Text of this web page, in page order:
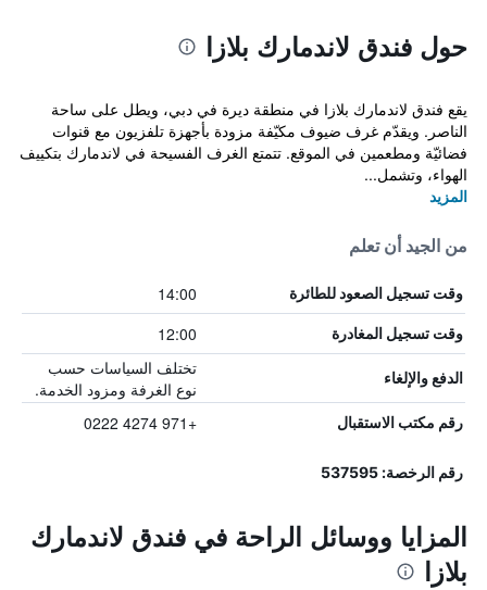
حول فندق لاندمارك بلازا
يقع فندق لاندمارك بلازا في منطقة ديرة في دبي، ويطل على ساحة
الناصر. ويقدّم غرف ضيوف مكيّفة مزودة بأجهزة تلفزيون مع قنوات
فضائيّة ومطعمين في الموقع. تتمتع الغرف الفسيحة في لاندمارك بتكييف
الهواء، وتشمل...
المزيد
من الجيد أن تعلم
وقت تسجيل الصعود للطائرة 14:00
وقت تسجيل المغادرة 12:00
الدفع والإلغاء
تختلف السياسات حسب
نوع الغرفة ومزود الخدمة.
رقم مكتب الاستقبال +971 4274 0222
رقم الرخصة: 537595
المزايا ووسائل الراحة في فندق لاندمارك
بلازا